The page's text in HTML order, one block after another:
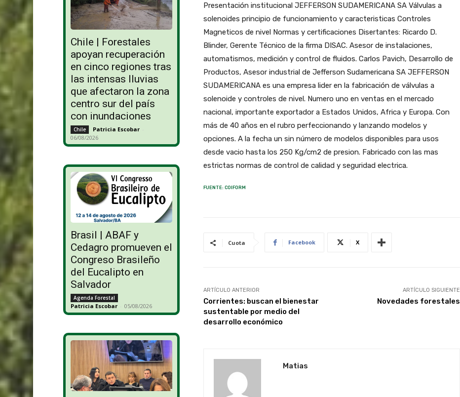
Chile | Forestales
apoyan recuperación
en cinco regiones tras
las intensas lluvias
que afectaron la zona
centro sur del país
con inundaciones
Chile Patricia Escobar -
06/08/2026
Brasil | ABAF y
Cedagro promueven el
Congreso Brasileño
del Eucalipto en
Salvador
Agenda Forestal
Patricia Escobar - 05/08/2026
Presentación institucional JEFFERSON SUDAMERICANA SA Válvulas a
solenoides principio de funcionamiento y caracteristicas Controles
Magneticos de nivel Normas y certificaciones Disertantes: Ricardo D.
Blinder, Gerente Técnico de la firma DISAC. Asesor de instalaciones,
automatismos, medición y control de fluidos. Carlos Pavich, Desarrollo de
Productos, Asesor industrial de Jefferson Sudamericana SA JEFFERSON
SUDAMERICANA es una empresa lider en la fabricación de válvulas a
solenoide y controles de nivel. Numero uno en ventas en el mercado
nacional, importante exportador a Estados Unidos, Africa y Europa. Con
más de 40 años en el rubro perfeccionando y lanzando modelos y
opciones. A la fecha un sin número de modelos disponibles para usos
desde vacio hasta los 250 Kg/cm2 de presion. Fabricado con las mas
estrictas normas de control de calidad y seguridad electrica.
FUENTE: COIFORM
Cuota Facebook X
ARTÍCULO ANTERIOR
Corrientes: buscan el bienestar
sustentable por medio del
desarrollo económico
ARTÍCULO SIGUIENTE
Novedades forestales
Matias